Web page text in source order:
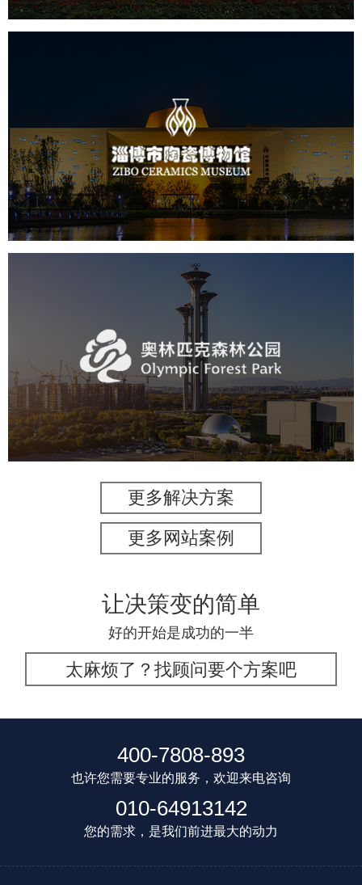
淄博市陶瓷博物馆
文化艺术 博物馆 智慧博物馆
博物馆网站建设
景区网站建设
奥体森林公园
旅游休闲 公园 AI人工智能
智慧公园
智慧体育公园
智能步道 智能大数据平台
更多解决方案
更多网站案例
让决策变的简单
好的开始是成功的一半
太麻烦了？找顾问要个方案吧
400-7808-893
也许您需要专业的服务，欢迎来电咨询
010-64913142
您的需求，是我们前进最大的动力